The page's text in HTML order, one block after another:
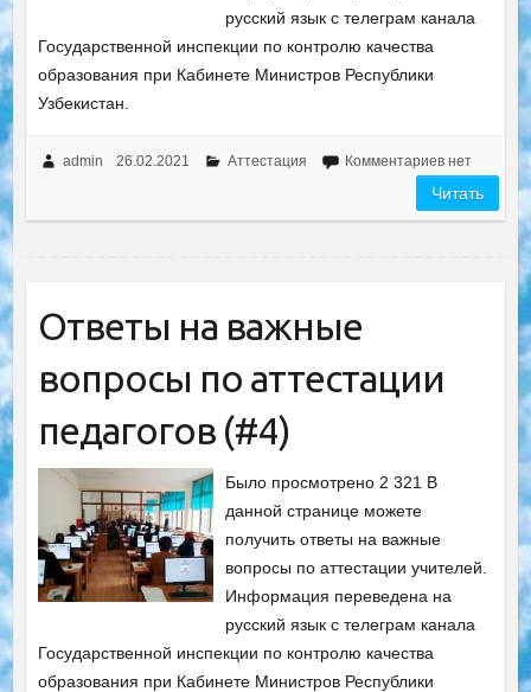
русский язык с телеграм канала
Государственной инспекции по контролю качества
образования при Кабинете Министров Республики
Узбекистан.
admin 26.02.2021 Аттестация Комментариев нет
Читать
Ответы на важные
вопросы по аттестации
педагогов (#4)
Было просмотрено 2 321 В
данной странице можете
получить ответы на важные
вопросы по аттестации учителей.
Информация переведена на
русский язык с телеграм канала
Государственной инспекции по контролю качества
образования при Кабинете Министров Республики